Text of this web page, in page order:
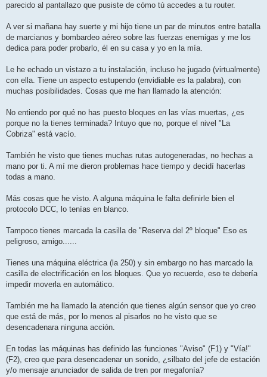
j
parecido al pantallazo que pusiste de cómo tú accedes a tu router.
A ver si mañana hay suerte y mi hijo tiene un par de minutos entre batalla
de marcianos y bombardeo aéreo sobre las fuerzas enemigas y me los
dedica para poder probarlo, él en su casa y yo en la mía.
Le he echado un vistazo a tu instalación, incluso he jugado (virtualmente)
con ella. Tiene un aspecto estupendo (envidiable es la palabra), con
muchas posibilidades. Cosas que me han llamado la atención:
No entiendo por qué no has puesto bloques en las vías muertas, ¿es
porque no la tienes terminada? Intuyo que no, porque el nivel "La
Cobriza" está vacío.
También he visto que tienes muchas rutas autogeneradas, no hechas a
mano por ti. A mí me dieron problemas hace tiempo y decidí hacerlas
todas a mano.
Más cosas que he visto. A alguna máquina le falta definirle bien el
protocolo DCC, lo tenías en blanco.
Tampoco tienes marcada la casilla de "Reserva del 2º bloque" Eso es
peligroso, amigo......
Tienes una máquina eléctrica (la 250) y sin embargo no has marcado la
casilla de electrificación en los bloques. Que yo recuerde, eso te debería
impedir moverla en automático.
También me ha llamado la atención que tienes algún sensor que yo creo
que está de más, por lo menos al pisarlos no he visto que se
desencadenara ninguna acción.
En todas las máquinas has definido las funciones "Aviso" (F1) y "Vía!"
(F2), creo que para desencadenar un sonido, ¿silbato del jefe de estación
y/o mensaje anunciador de salida de tren por megafonía?